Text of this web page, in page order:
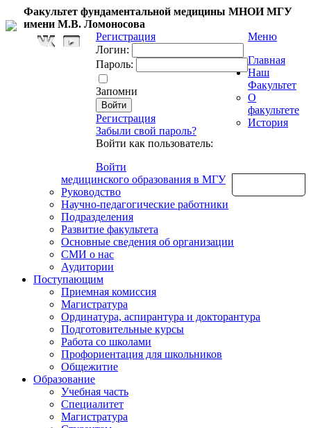
Факультет фундаментальной медицины МНОИ МГУ
имени М.В. Ломоносова
Регистрация
Логин:
Пароль:
Запомни
Регистрация
Забыли свой пароль?
Войти как пользователь:
Войти
Меню
Главная
Наш
Факультет
О
факультете
История
медицинского образования в МГУ
Руководство
Научно-педагогические работники
Подразделения
Развитие факультета
Основные сведения об организации
СМИ о нас
Аудитории
Поступающим
Приемная комиссия
Магистратура
Ординатура, аспирантура и докторантура
Подготовительные курсы
Работа со школами
Профориентация для школьников
Общежитие
Образование
Учебная часть
Специалитет
Магистратура